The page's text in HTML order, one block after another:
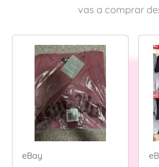
vas a comprar
eBay